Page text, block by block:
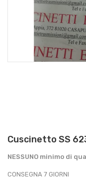
Cuscinetto SS
NESSUNO minimo di
CONSEGNA 7 GIORNI